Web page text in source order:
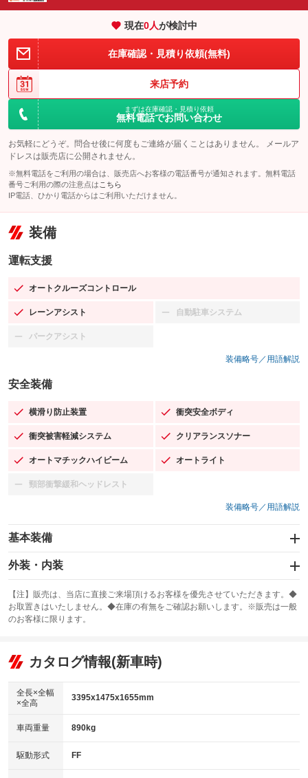
現在0人が検討中
在庫確認・見積り依頼(無料)
来店予約
まずは在庫確認・見積り依頼
無料電話でお問い合わせ
お気軽にどうぞ。問合せ後に何度もご連絡が届くことはありません。 メールア
ドレスは販売店に公開されません。
※無料電話をご利用の場合は、販売店へお客様の電話番号が通知されます。無料電話
番号ご利用の際の注意点は こちら
IP電話、ひかり電話からはご利用いただけません。
装備
運転支援
オートクルーズコントロール
：装備あり
レーンアシスト
：装備あり 自動駐車システム
：装備なし
パークアシスト
：装備なし
装備略号／用語解説
安全装備
横滑り防止装置
：装備あり 衝突安全ボディ
：装備あり
衝突被害軽減システム
：装備あり クリアランスソナー
：装備あり
オートマチックハイビーム
：装備あり オートライト
：装備あり
頸部衝撃緩和ヘッドレスト
：装備なし
装備略号／用語解説
基本装備
エアバッグ：運転席/助手席/サイド
：装備あり
：装備あり
サンルーフ
：装備なし ABS
リフトアップ
：装備なし
：装備なし
パワーウィンドウ
アイドリングストップ
：装備あり
USB入力端子
：装備あり
外装・内装
カーナビ
：装備なし
TV：フルセグ
：装備あり
ビジュアル
：装備なし
：装備あり
革シート
キーレス
HID(キセノンライト)
：装備なし
【注】販売は、当店に直接ご来場頂けるお客様を優先させていただきます。◆
お取置きはいたしません。◆在庫の有無をご確認お願いします。※販売は一般
のお客様に限ります。
カタログ情報(新車時)
全長×全幅
×全高
3395x1475x1655mm
車両重量 890kg
駆動形式 FF